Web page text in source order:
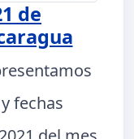
de
fechas